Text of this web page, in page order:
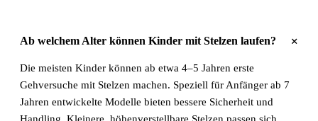
Ab welchem Alter können Kinder mit Stelzen laufen? +
Die meisten Kinder können ab etwa 4–5 Jahren erste
Gehversuche mit Stelzen machen. Speziell für Anfänger ab 7
Jahren entwickelte Modelle bieten bessere Sicherheit und
Handling. Kleinere, höhenverstellbare Stelzen passen sich